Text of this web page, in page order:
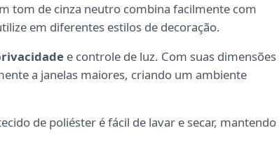
tom de cinza neutro combina facilmente com
em diferentes estilos de decoração.
e controle de luz. Com suas dimensões
a janelas maiores, criando um ambiente
de poliéster é fácil de lavar e secar, mantendo